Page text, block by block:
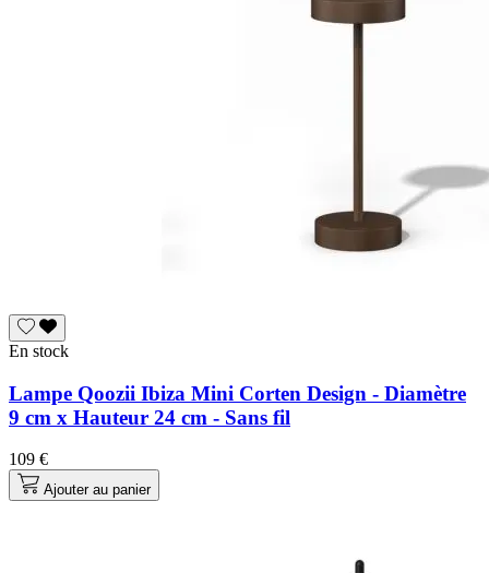
En stock
Lampe Qoozii Ibiza Mini Corten Design - Diamètre
9 cm x Hauteur 24 cm - Sans fil
109 €
Ajouter au panier